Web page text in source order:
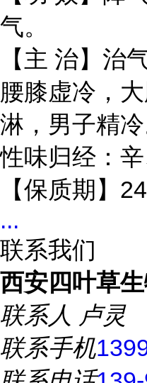
气。
【主 治】治
腰膝虚冷，
淋，男子精冷
性味归经：辛
【保质期】 24
...
联系我们
西安四叶草
联系人 卢灵
联系手机